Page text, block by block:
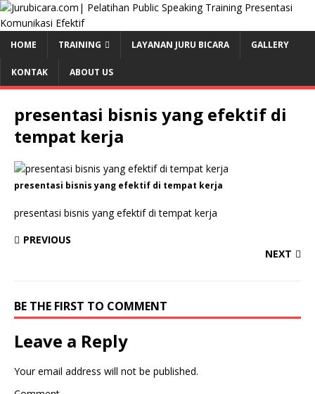
HOME TRAINING LAYANAN JURU BICARA GALLERY
KONTAK ABOUT US
presentasi bisnis yang efektif di
tempat kerja
presentasi bisnis yang efektif di tempat kerja
presentasi bisnis yang efektif di tempat kerja
PREVIOUS
NEXT
BE THE FIRST TO COMMENT
Leave a Reply
Your email address will not be published.